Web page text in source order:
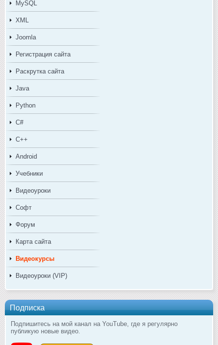
MySQL
XML
Joomla
Регистрация сайта
Раскрутка сайта
Java
Python
C#
C++
Android
Учебники
Видеоуроки
Софт
Форум
Карта сайта
Видеокурсы
Видеоуроки (VIP)
Подписка
Подпишитесь на мой канал на YouTube, где я регулярно
публикую новые видео.